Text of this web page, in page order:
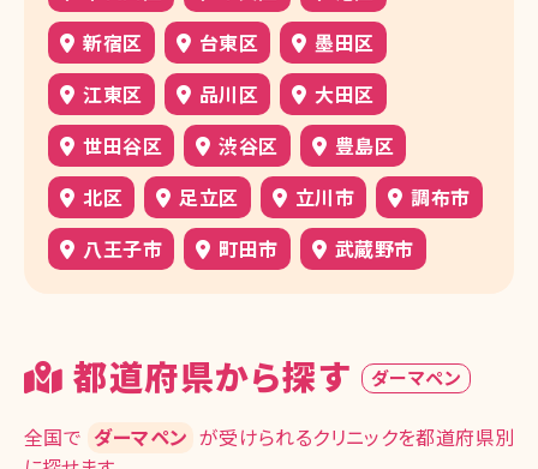
新宿区
台東区
墨田区
江東区
品川区
大田区
世田谷区
渋谷区
豊島区
北区
足立区 立川市
調布市
八王子市
町田市 武蔵野市
都道府県から探す ダーマペン
全国で ダーマペン が受けられるクリニックを都道府県別